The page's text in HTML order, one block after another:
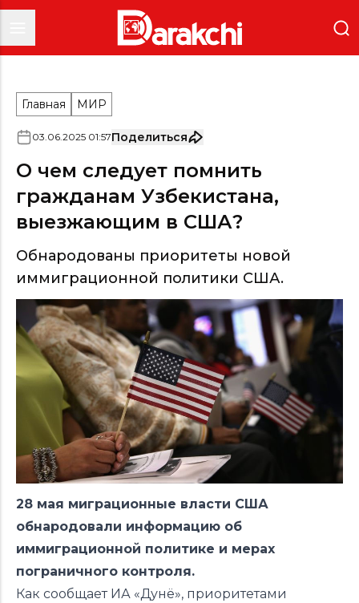
Главная МИР
03.06.2025 01:57Поделиться
О чем следует помнить
гражданам Узбекистана,
выезжающим в США?
Обнародованы приоритеты новой
иммиграционной политики США.
28 мая миграционные власти США
обнародовали информацию об
иммиграционной политике и мерах
пограничного контроля.
Как сообщает ИА «Дунё», приоритетами